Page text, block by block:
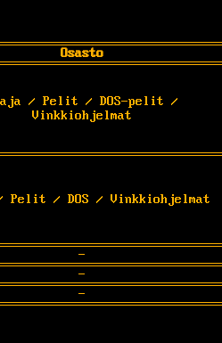
Osasto
/ Pelit / DOS-pelit /
Vinkkiohjelmat
Pelit / DOS / Vinkkiohjelmat
-
-
-